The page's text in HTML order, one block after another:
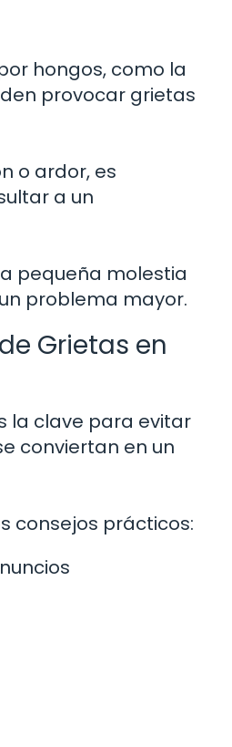
hongos, como la
provocar grietas
o ardor, es
a un
pequeña molestia
problema mayor.
Grietas en
la clave para evitar
conviertan en un
consejos prácticos: